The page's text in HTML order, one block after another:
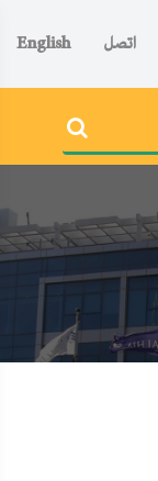
اتصل English